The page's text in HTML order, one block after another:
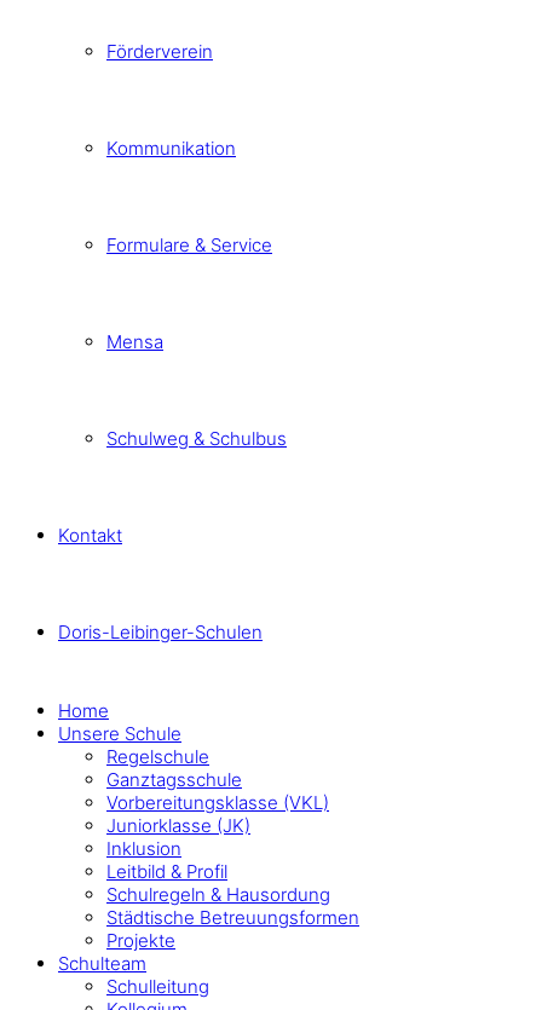
Förderverein
Kommunikation
Formulare & Service
Mensa
Schulweg & Schulbus
Kontakt
Doris-Leibinger-Schulen
Home
Unsere Schule
Regelschule
Ganztagsschule
Vorbereitungsklasse (VKL)
Juniorklasse (JK)
Inklusion
Leitbild & Profil
Schulregeln & Hausordung
Städtische Betreuungsformen
Projekte
Schulteam
Schulleitung